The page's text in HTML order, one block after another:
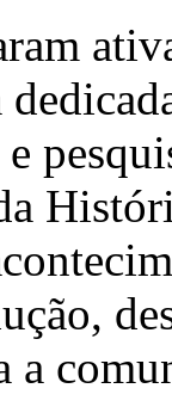
a